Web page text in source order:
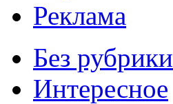
Реклама
Без рубрики
Интересное